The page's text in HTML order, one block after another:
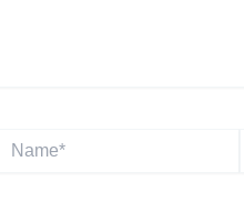
Name*